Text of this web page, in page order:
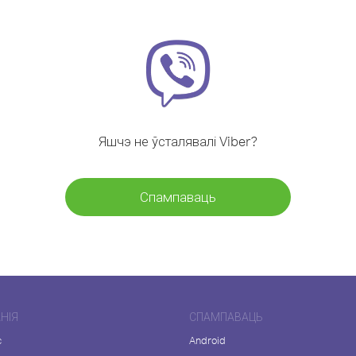
Яшчэ не ўсталявалі Viber?
Спампаваць
СПАМПАВАЦЬ
Android